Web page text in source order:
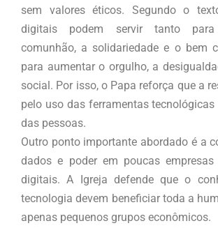
sem valores éticos. Segundo o
digitais podem servir tanto
comunhão, a solidariedade e o bem
para aumentar o orgulho, a
social. Por isso, o Papa reforça que a
pelo uso das ferramentas
das pessoas.
Outro ponto importante abordado é a
dados e poder em poucas
digitais. A Igreja defende que o
tecnologia devem beneficiar toda a
apenas pequenos grupos econômicos.